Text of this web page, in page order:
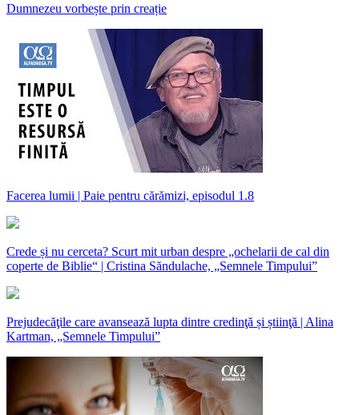
Dumnezeu vorbește prin creație
Facerea lumii | Paie pentru cărămizi, episodul 1.8
Crede și nu cerceta? Scurt mit urban despre „ochelarii de cal din
coperte de Biblie“ | Cristina Săndulache, „Semnele Timpului”
Prejudecăţile care avansează lupta dintre credinţă și știinţă | Alina
Kartman, „Semnele Timpului”